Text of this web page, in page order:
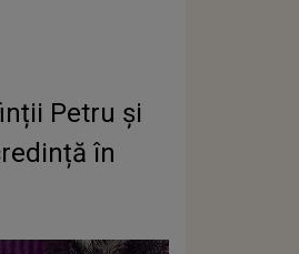
Petru și
în